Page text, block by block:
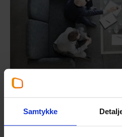
Samtykke
Skattestyrelsen har anlagt